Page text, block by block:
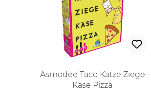
Asmodee Taco Katze Ziege
Käse Pizza